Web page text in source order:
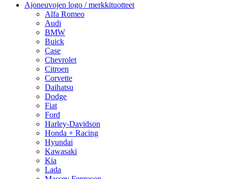
Ajoneuvojen logo / merkkituotteet
Alfa Romeo
Audi
BMW
Buick
Case
Chevrolet
Citroen
Corvette
Daihatsu
Dodge
Fiat
Ford
Harley-Davidson
Honda + Racing
Hyundai
Kawasaki
Kia
Lada